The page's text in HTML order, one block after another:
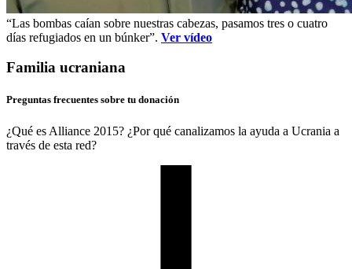
“Las bombas caían sobre nuestras cabezas, pasamos tres o cuatro
días refugiados en un búnker”. Ver vídeo
Familia ucraniana
Preguntas frecuentes sobre tu donación
¿Qué es Alliance 2015? ¿Por qué canalizamos la ayuda a Ucrania a
través de esta red?